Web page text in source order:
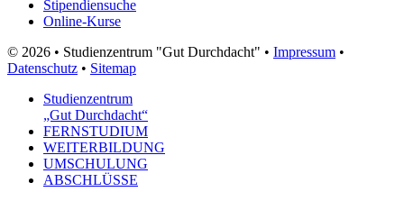
Stipendiensuche
Online-Kurse
© 2026 • Studienzentrum "Gut Durchdacht" • Impressum •
Datenschutz • Sitemap
Studienzentrum
„Gut Durchdacht“
FERNSTUDIUM
WEITERBILDUNG
UMSCHULUNG
ABSCHLÜSSE